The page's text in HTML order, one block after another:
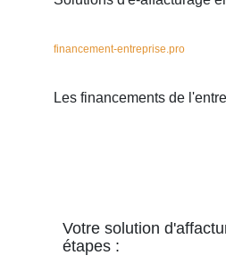
financement-entreprise.pro
Les financements de
Votre solution
étapes :